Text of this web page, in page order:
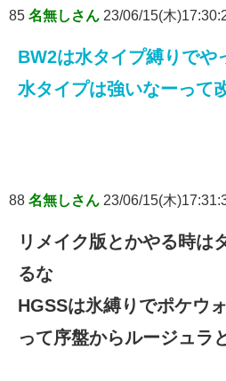
85 名無しさん 23/06/15(木
BW2は水タイプ縛りでや
水タイプは強いなーって
88 名無しさん 23/06/15(木
リメイク版とかやる時は
るな
HGSSは氷縛りでポケウ
って序盤からルージュラ